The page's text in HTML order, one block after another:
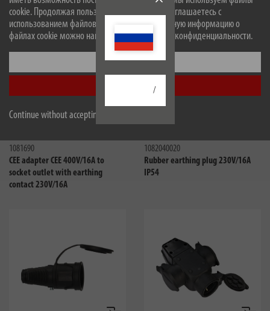
cookie. Продолжая пользоваться сайтом, вы соглашаетесь с
использованием файлов cookie. Более подробную информацию о
файлах cookie можно найти в нашей политике конфиденциальности.
Настроить
Принять все
Continue without accepting
/
Сравнить
1081690
CEE adapter CEE 400V/16A to
socket outlet with earthing
contact 230V/16A
1082040020
Rubber earthing plug 230V/16A
IP54